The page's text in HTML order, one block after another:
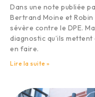
Dans une note publiée
Bertrand Moine et
sévère contre le DPE.
diagnostic qu’ils mettent
en faire.
Lire la suite »